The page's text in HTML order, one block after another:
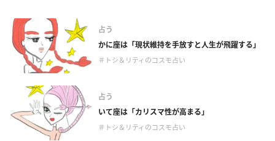
占う
かに座は「現状維持を手放すと人生が飛躍する」
＃トシ＆リティのコスモ占い
占う
いて座は「カリスマ性が高まる」
＃トシ＆リティのコスモ占い